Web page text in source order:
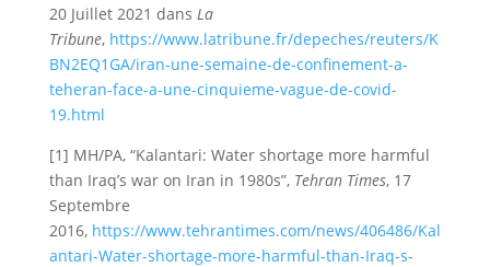
20 Juillet 2021 dans La
Tribune, https://www.latribune.fr/depeches/reuters/K
BN2EQ1GA/iran-une-semaine-de-confinement-a-
teheran-face-a-une-cinquieme-vague-de-covid-
19.html
[1] MH/PA, “Kalantari: Water shortage more harmful
than Iraq’s war on Iran in 1980s”, Tehran Times, 17
Septembre
2016, https://www.tehrantimes.com/news/406486/Kal
antari-Water-shortage-more-harmful-than-Iraq-s-